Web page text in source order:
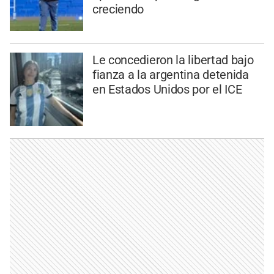
creciendo
Le concedieron la libertad bajo
fianza a la argentina detenida
en Estados Unidos por el ICE